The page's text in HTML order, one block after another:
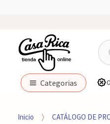
B
u
c
p
Categorias
Inicio CATÁLOGO DE